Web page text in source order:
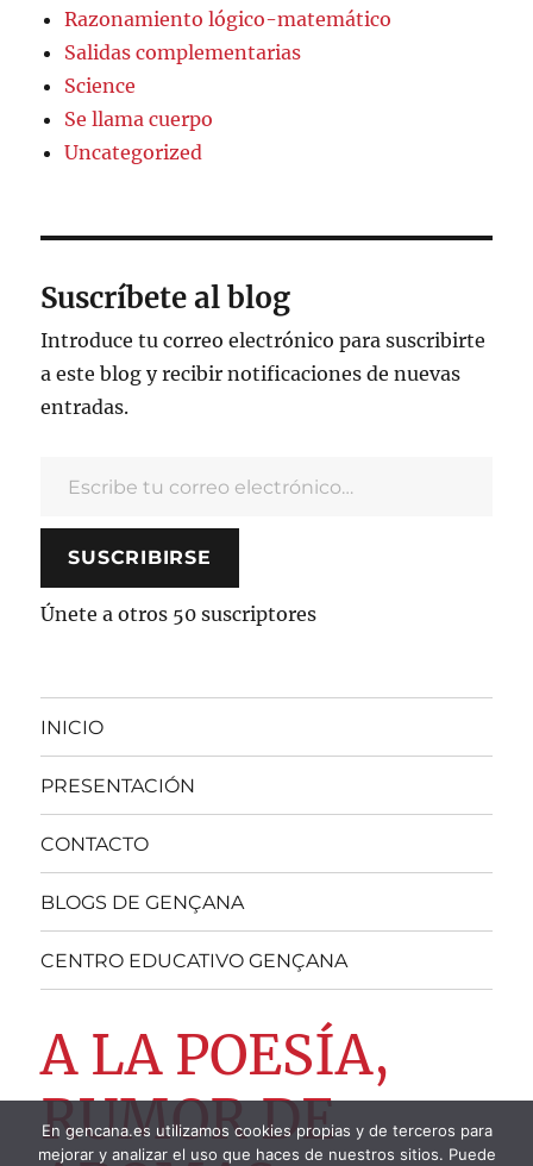
Razonamiento lógico-matemático
Salidas complementarias
Science
Se llama cuerpo
Uncategorized
Suscríbete al blog
Introduce tu correo electrónico para suscribirte
a este blog y recibir notificaciones de nuevas
entradas.
SUSCRIBIRSE
Únete a otros 50 suscriptores
INICIO
PRESENTACIÓN
CONTACTO
BLOGS DE GENÇANA
CENTRO EDUCATIVO GENÇANA
A LA POESÍA,
RUMOR DE
En gencana.es utilizamos cookies propias y de terceros para
mejorar y analizar el uso que haces de nuestros sitios. Puede